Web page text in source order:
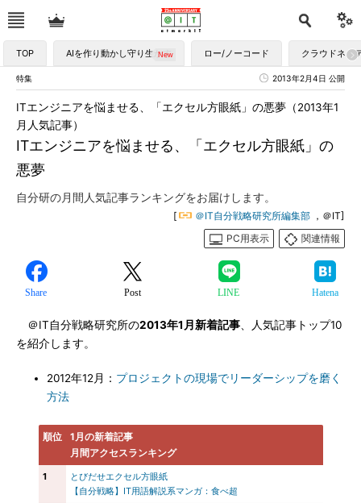
TOP AIを作り動かし守り生かす ロー/ノーコード クラウドネイ
特集 2013年2月4日 公開
ITエンジニアを悩ませる、「エクセル方眼紙」の
悪夢
ITエンジニアを悩ませる、「エクセル方眼紙」の悪夢（2013年1
月人気記事）
自分研の月間人気記事ランキングをお届けします。
[ ＠IT自分戦略研究所編集部 ，＠IT]
PC用表示
関連情報
Share Post LINE Hatena
＠IT自分戦略研究所の2013年1月新着記事 、人気記事トップ10
を紹介します。
2012年12月： プロジェクトの現場でリーダーシップを磨く
方法
順位
1月の新着記事
月間アクセスランキング
1
とびだせエクセル方眼紙
【自分戦略】IT用語解説系マンガ：食べ超